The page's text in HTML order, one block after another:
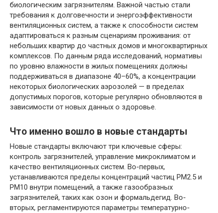
биологическим загрязнителям. Важной частью стали
требования к долговечности и энергоэффективности
вентиляционных систем, а также к способности систем
адаптироваться к разным сценариям проживания: от
небольших квартир до частных домов и многоквартирных
комплексов. По данным ряда исследований, нормативы
по уровню влажности в жилых помещениях должны
поддерживаться в диапазоне 40–60%, а концентрации
некоторых биологических аэрозолей — в пределах
допустимых порогов, которые регулярно обновляются в
зависимости от новых данных о здоровье.
Что именно вошло в новые стандарты
Новые стандарты включают три ключевые сферы:
контроль загрязнителей, управление микроклиматом и
качество вентиляционных систем. Во-первых,
устанавливаются пределы концентраций частиц PM2.5 и
PM10 внутри помещений, а также газообразных
загрязнителей, таких как озон и формальдегид. Во-
вторых, регламентируются параметры температурно-